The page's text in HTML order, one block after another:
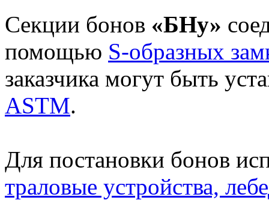
Секции бонов «БНу»
помощью S-образных
заказчика могут быть
ASTM.
Для постановки бонов
траловые устройства,